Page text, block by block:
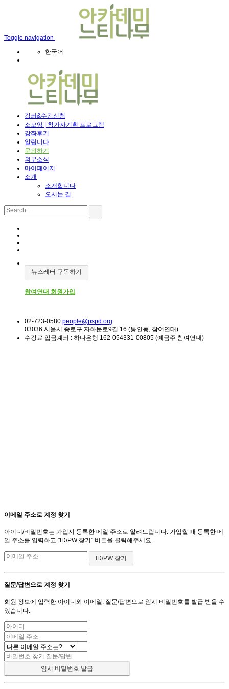
메뉴 건너뛰기
Toggle navigation
한국어
강좌&수강신청
소모임 | 참가자기획 프로그램
강좌후기
알립니다
문의하기
외부소식
마이페이지
소개
소개합니다
오시는 길
뉴스레터 구독하기
참여연대 회원가입
02-723-0580 people@pspd.org
03036 서울시 종로구 자하문로9길 16 (통인동, 참여연대)
수강료 입금계좌 : 하나은행 162-054331-00805 (예금주 참여연대)
이메일 주소로 계정 찾기
아이디/비밀번호는 가입시 등록한 메일 주소로 알려드립니다. 가입할 때 등록한 메
일 주소를 입력하고 "ID/PW 찾기" 버튼을 클릭해주세요.
질문/답변으로 계정 찾기
회원 정보에 입력한 아이디와 이메일, 질문/답변으로 임시 비밀번호를 발급 받을 수
있습니다.